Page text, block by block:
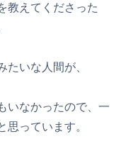
教えてくださった
たいな人間が、
いなかったので、一
っています。